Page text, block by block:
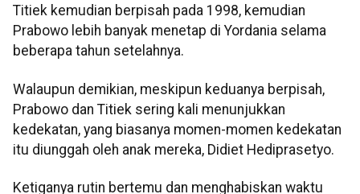
Titiek kemudian berpisah pada 1998, kemudian
Prabowo lebih banyak menetap di Yordania selama
beberapa tahun setelahnya.
Walaupun demikian, meskipun keduanya berpisah,
Prabowo dan Titiek sering kali menunjukkan
kedekatan, yang biasanya momen-momen kedekatan
itu diunggah oleh anak mereka, Didiet Hediprasetyo.
Ketiganya rutin bertemu dan menghabiskan waktu